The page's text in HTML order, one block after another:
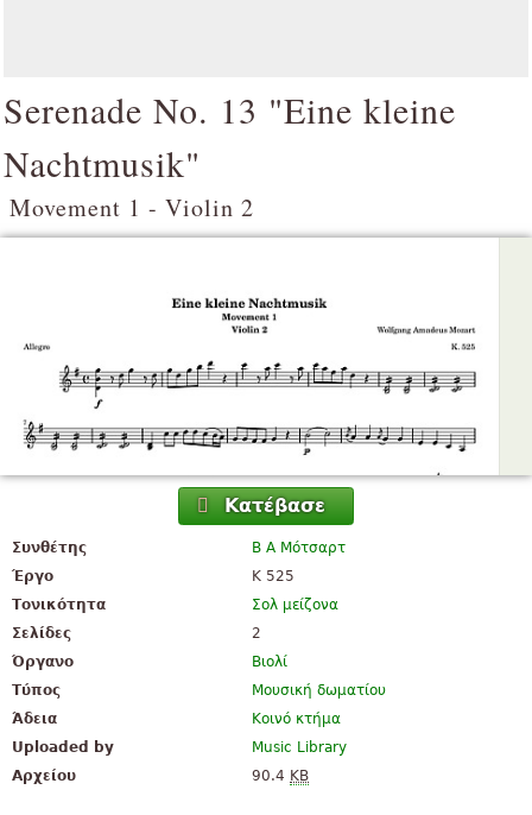
Serenade No. 13 "Eine kleine
Nachtmusik"
Movement 1 - Violin 2
Κατέβασε
Συνθέτης
Β Α Μότσαρτ
Έργο
K 525
Τονικότητα
Σολ μείζονα
Σελίδες
2
Όργανο
Βιολί
Τύπος
Μουσική δωματίου
Άδεια
Κοινό κτήμα
Uploaded by
Music Library
Αρχείου
90.4 KB